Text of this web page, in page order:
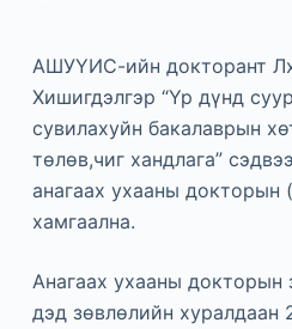
АШУҮИС-ийн докторант
Хишигдэлгэр “Үр дүнд
сувилахуйн бакалаврын
төлөв,чиг хандлага”
анагаах ухааны докторын
хамгаална.
Анагаах ухааны докторын
дэд зөвлөлийн хуралдаан